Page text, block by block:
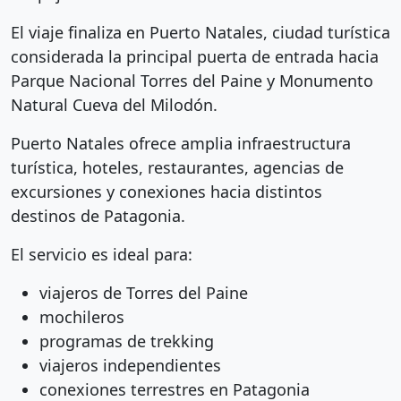
El viaje finaliza en Puerto Natales, ciudad turística
considerada la principal puerta de entrada hacia
Parque Nacional Torres del Paine y Monumento
Natural Cueva del Milodón.
Puerto Natales ofrece amplia infraestructura
turística, hoteles, restaurantes, agencias de
excursiones y conexiones hacia distintos
destinos de Patagonia.
El servicio es ideal para:
viajeros de Torres del Paine
mochileros
programas de trekking
viajeros independientes
conexiones terrestres en Patagonia